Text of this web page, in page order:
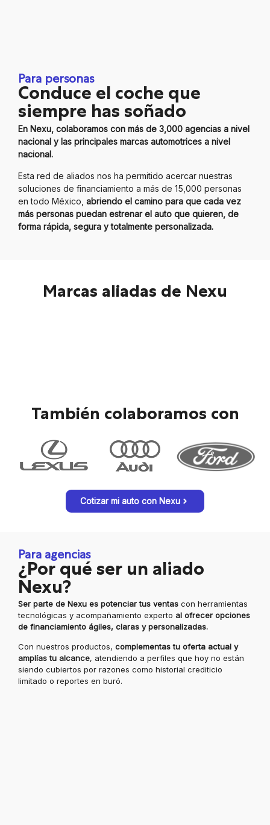
Para personas
Conduce el coche que
siempre has soñado
En Nexu, colaboramos con más de 3,000 agencias a nivel
nacional y las principales marcas automotrices a nivel
nacional.
Esta red de aliados nos ha permitido acercar nuestras
soluciones de financiamiento a más de 15,000 personas
en todo México, abriendo el camino para que cada vez
más personas puedan estrenar el auto que quieren, de
forma rápida, segura y totalmente personalizada.
Marcas aliadas de Nexu
También colaboramos con
Cotizar mi auto con Nexu
Para agencias
¿Por qué ser un aliado
Nexu?
Ser parte de Nexu es potenciar tus ventas con herramientas
tecnológicas y acompañamiento experto al ofrecer opciones
de financiamiento ágiles, claras y personalizadas.
Con nuestros productos, complementas tu oferta actual y
amplías tu alcance, atendiendo a perfiles que hoy no están
siendo cubiertos por razones como historial crediticio
limitado o reportes en buró.